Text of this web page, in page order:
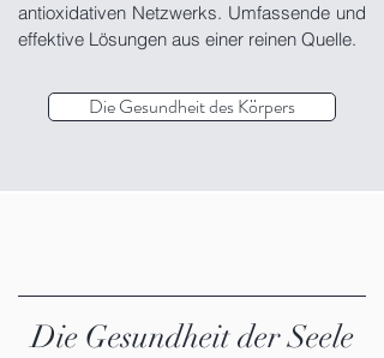
antioxidativen Netzwerks. Umfassende und
effektive Lösungen aus einer reinen Quelle.
Die Gesundheit des Körpers
Die Gesundheit der Seele